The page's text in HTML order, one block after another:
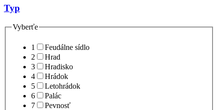
Typ
Vyberťe
1
Feudálne sídlo
2
Hrad
3
Hradisko
4
Hrádok
5
Letohrádok
6
Palác
7
Pevnosť